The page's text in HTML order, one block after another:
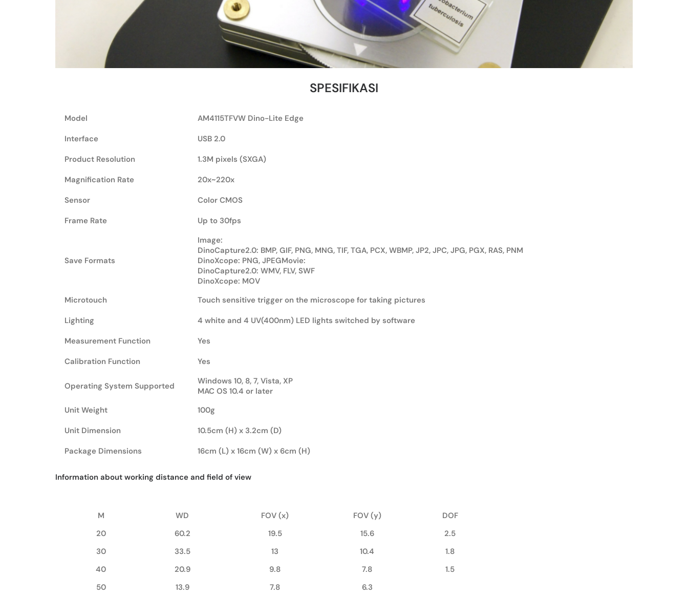
SPESIFIKASI
Model
AM4115TFVW Dino-Lite Edge
Interface
USB 2.0
Product Resolution
1.3M pixels (SXGA)
Magnification Rate
20x~220x
Sensor
Color CMOS
Frame Rate
Up to 30fps
Save Formats
Image:
DinoCapture2.0: BMP, GIF, PNG, MNG, TIF, TGA, PCX, WBMP, JP2, JPC, JPG, PGX, RAS, PNM
DinoXcope: PNG, JPEGMovie:
DinoCapture2.0: WMV, FLV, SWF
DinoXcope: MOV
Microtouch
Touch sensitive trigger on the microscope for taking pictures
Lighting
4 white and 4 UV(400nm) LED lights switched by software
Measurement Function
Yes
Calibration Function
Yes
Operating System Supported
Windows 10, 8, 7, Vista, XP
MAC OS 10.4 or later
Unit Weight
100g
Unit Dimension
10.5cm (H) x 3.2cm (D)
Package Dimensions
16cm (L) x 16cm (W) x 6cm (H)
Information about working distance and field of view
M WD FOV (x) FOV (y)
DOF
20
60.2 19.5 15.6
2.5
30
33.5 13 10.4
1.8
40
20.9 9.8 7.8
1.5
50
13.9 7.8 6.3